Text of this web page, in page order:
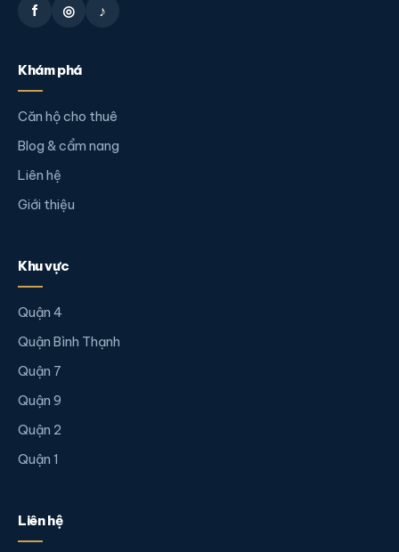
f ◎ ♪
Khám phá
Căn hộ cho thuê
Blog & cẩm nang
Liên hệ
Giới thiệu
Khu vực
Quận 4
Quận Bình Thạnh
Quận 7
Quận 9
Quận 2
Quận 1
Liên hệ